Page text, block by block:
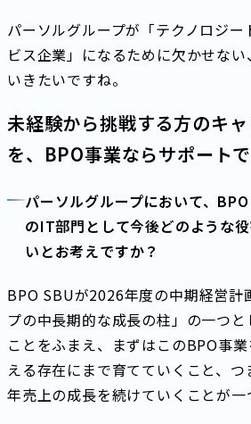
パーソルグループが「テクノロジー
ビス企業」になるために欠かせな
いきたいですね。
未経験から挑戦する方のキ
を、BPO事業ならサポート
パーソルグループにおいて、
のIT部門として今後どのような
いとお考えですか？
BPO SBUが2026年度の中期経営計
プの中長期的な成長の柱」の一つ
ことをふまえ、まずはこのBPO事
える存在にまで育てていくこと、
年売上の成長を続けていくことが一